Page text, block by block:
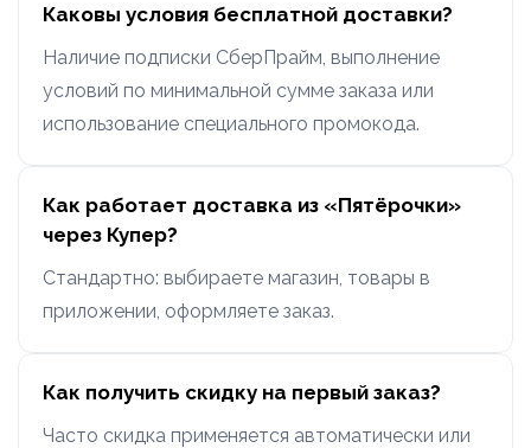
Каковы условия бесплатной доставки?
Наличие подписки СберПрайм, выполнение
условий по минимальной сумме заказа или
использование специального промокода.
Как работает доставка из «Пятёрочки»
через Купер?
Стандартно: выбираете магазин, товары в
приложении, оформляете заказ.
Как получить скидку на первый заказ?
Часто скидка применяется автоматически или